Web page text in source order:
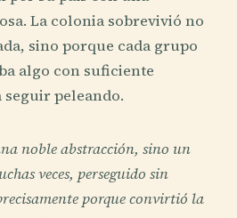
La colonia sobrevivió no
sino porque cada grupo
algo con suficiente
peleando.
noble abstracción, sino un
veces, perseguido sin
porque convirtió la